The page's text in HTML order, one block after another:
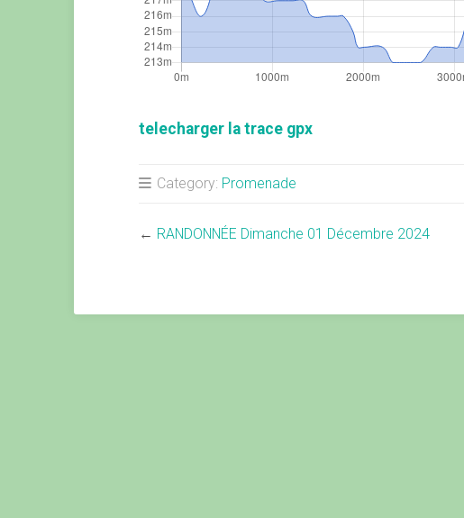
telecharger la trace gpx
Category: Promenade
← RANDONNÉE Dimanche 01 Décembre 2024